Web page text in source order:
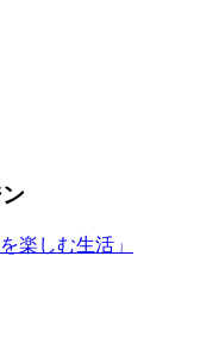
楽しむ生活」